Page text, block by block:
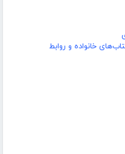
خانواده و روابط